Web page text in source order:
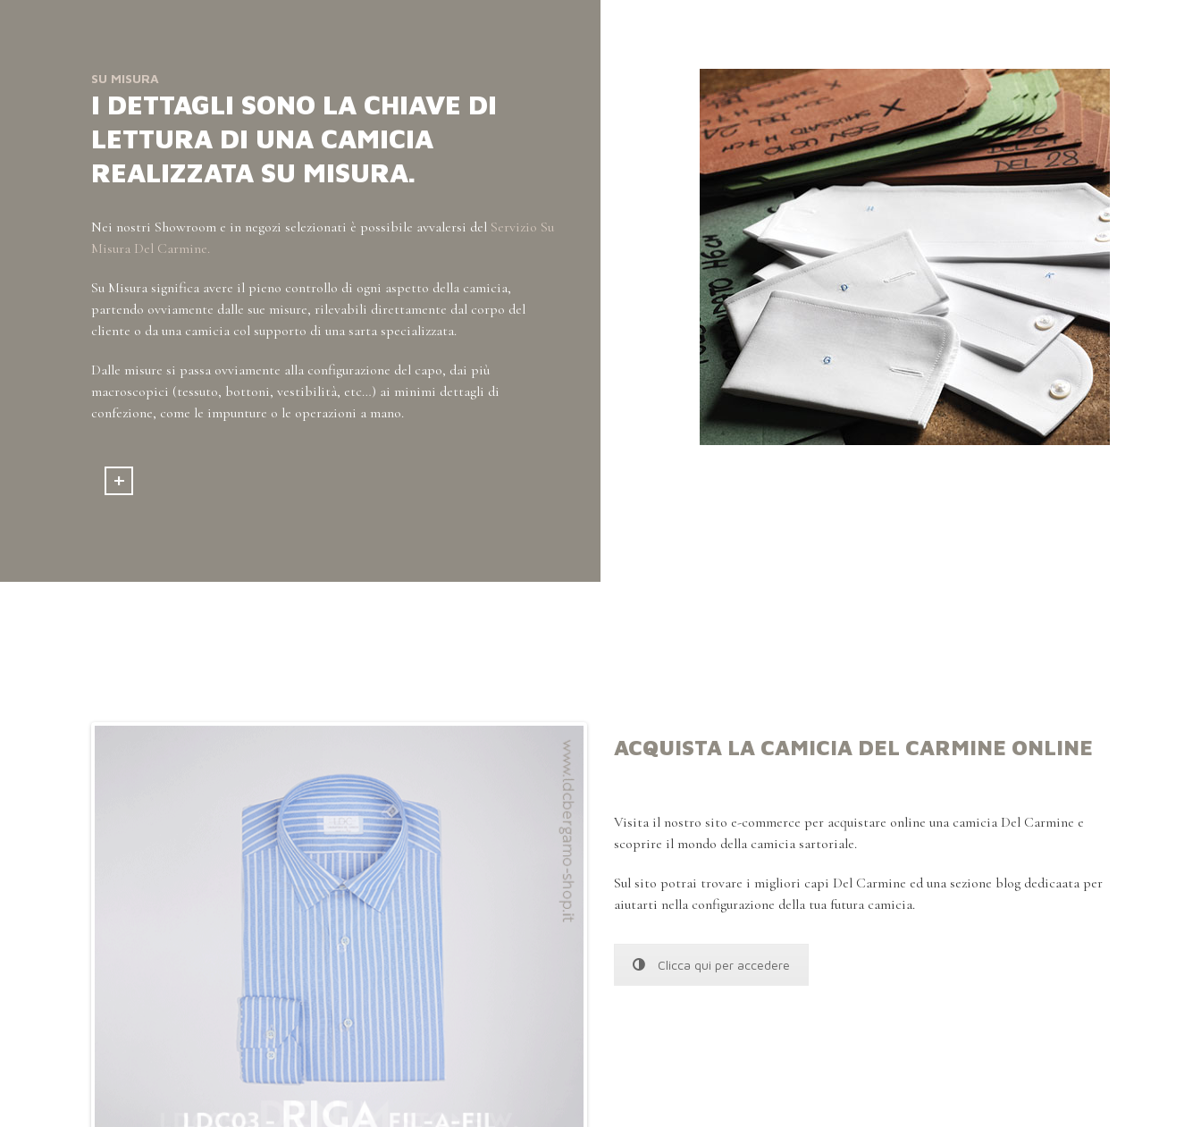
SU MISURA
I DETTAGLI SONO LA CHIAVE DI
LETTURA DI UNA CAMICIA
REALIZZATA SU MISURA.
Nei nostri Showroom e in negozi selezionati è possibile avvalersi del Servizio Su
Misura Del Carmine.
Su Misura significa avere il pieno controllo di ogni aspetto della camicia,
partendo ovviamente dalle sue misure, rilevabili direttamente dal corpo del
cliente o da una camicia col supporto di una sarta specializzata.
Dalle misure si passa ovviamente alla configurazione del capo, dai più
macroscopici (tessuto, bottoni, vestibilità, etc…) ai minimi dettagli di
confezione, come le impunture o le operazioni a mano.
ACQUISTA LA CAMICIA DEL CARMINE ONLINE
Visita il nostro sito e-commerce per acquistare online una camicia Del Carmine e
scoprire il mondo della camicia sartoriale.
Sul sito potrai trovare i migliori capi Del Carmine ed una sezione blog dedicaata per
aiutarti nella configurazione della tua futura camicia.
Clicca qui per accedere